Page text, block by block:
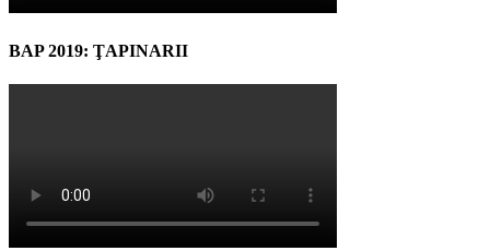
BAP 2019: ŢAPINARII